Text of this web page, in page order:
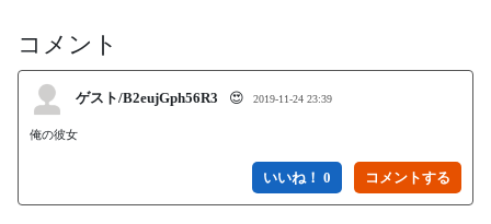
コメント
ゲスト/B2eujGph56R3 😍 2019-11-24 23:39
俺の彼女
いいね！ 0